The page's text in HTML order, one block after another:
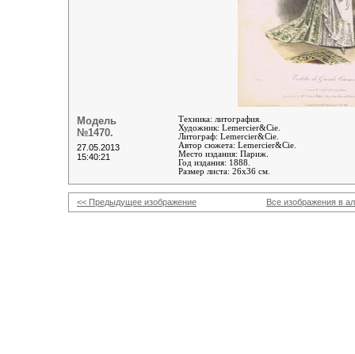
Модель
№1470.
27.05.2013
15:40:21
Техника: литография.
Художник: Lemercier&Cie.
Литограф: Lemercier&Cie
Автор сюжета: Lemercier&Cie
Место издания: Париж.
Год издания: 1888.
Размер листа: 26х36 см.
<< Предыдущее изображение Все изображения в